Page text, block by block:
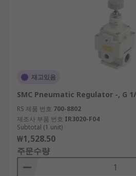
재고있음
SMC Pneumatic Regulator -, G
RS 제품 번호 700-8802
제조사 부품 번호 IR3020-F04
Subtotal (1 unit)
₩1,528.50
주문수량